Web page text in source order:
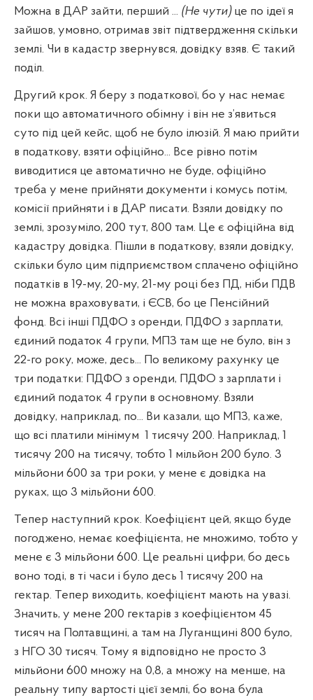
Можна в ДАР зайти, перший ... (Не чути)це по ідеї я
зайшов, умовно, отримав звіт підтвердження скільки
землі. Чи в кадастр звернувся, довідку взяв. Є такий
поділ.
Другий крок. Я беру з податкової, бо у нас немає
поки що автоматичного обімну і він не з’явиться
суто під цей кейс, щоб не було ілюзій. Я маю прийти
в податкову, взяти офіційно... Все рівно потім
виводитися це автоматично не буде, офіційно
треба у мене прийняти документи і комусь потім,
комісії прийняти і в ДАР писати. Взяли довідку по
землі, зрозуміло, 200 тут, 800 там. Це є офіційна від
кадастру довідка. Пішли в податкову, взяли довідку,
скільки було цим підприємством сплачено офіційно
податків в 19-му, 20-му, 21-му році без ПД, ніби ПДВ
не можна враховувати, і ЄСВ, бо це Пенсійний
фонд. Всі інші ПДФО з оренди, ПДФО з зарплати,
єдиний податок 4 групи, МПЗ там ще не було, він з
22-го року, може, десь... По великому рахунку це
три податки: ПДФО з оренди, ПДФО з зарплати і
єдиний податок 4 групи в основному. Взяли
довідку, наприклад, по... Ви казали, що МПЗ, каже,
що всі платили мінімум 1 тисячу 200. Наприклад, 1
тисячу 200 на тисячу, тобто 1 мільйон 200 було. 3
мільйони 600 за три роки, у мене є довідка на
руках, що 3 мільйони 600.
Тепер наступний крок. Коефіцієнт цей, якщо буде
погоджено, немає коефіцієнта, не множимо, тобто у
мене є 3 мільйони 600. Це реальні цифри, бо десь
воно тоді, в ті часи і було десь 1 тисячу 200 на
гектар. Тепер виходить, коефіцієнт мають на увазі.
Значить, у мене 200 гектарів з коефіцієнтом 45
тисяч на Полтавщині, а там на Луганщині 800 було,
з НГО 30 тисяч. Тому я відповідно не просто 3
мільйони 600 множу на 0,8, а множу на менше, на
реальну типу вартості цієї землі, бо вона була